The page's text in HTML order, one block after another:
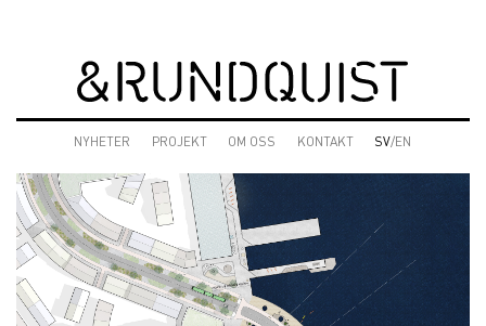
NYHETER PROJEKT OM OSS KONTAKT SV/EN